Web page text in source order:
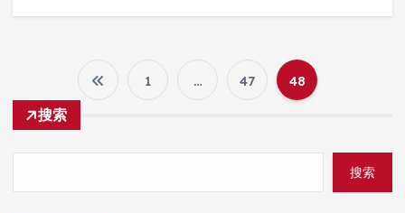
文
章
分
1 … 47 48
搜索
搜索